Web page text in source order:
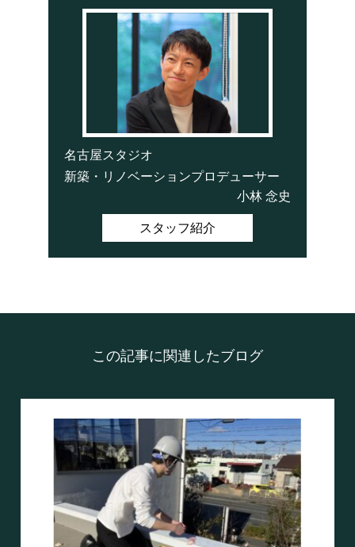
名古屋スタジオ
新築・リノベーションプロデューサー
小林 念史
スタッフ紹介
この記事に関連したブログ